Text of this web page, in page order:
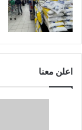
اعلن معنا